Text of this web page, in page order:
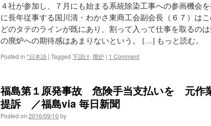
４社が参加し、７月にも始まる系統除染工事への参画機会
に長年従事する国川清・わかさ東商工会副会長（６７）は
どのタテのラインが既にあり、割って入って仕事を取るの
の廃炉への期待感はあまりないという。 […] もっと読む。
Posted in *日本語 | Tagged 下請け, 廃炉 | 1 Comment
福島第１原発事故 危険手当支払いを 元作
提訴 ／福島via 毎日新聞
Posted on 2016/09/10 by